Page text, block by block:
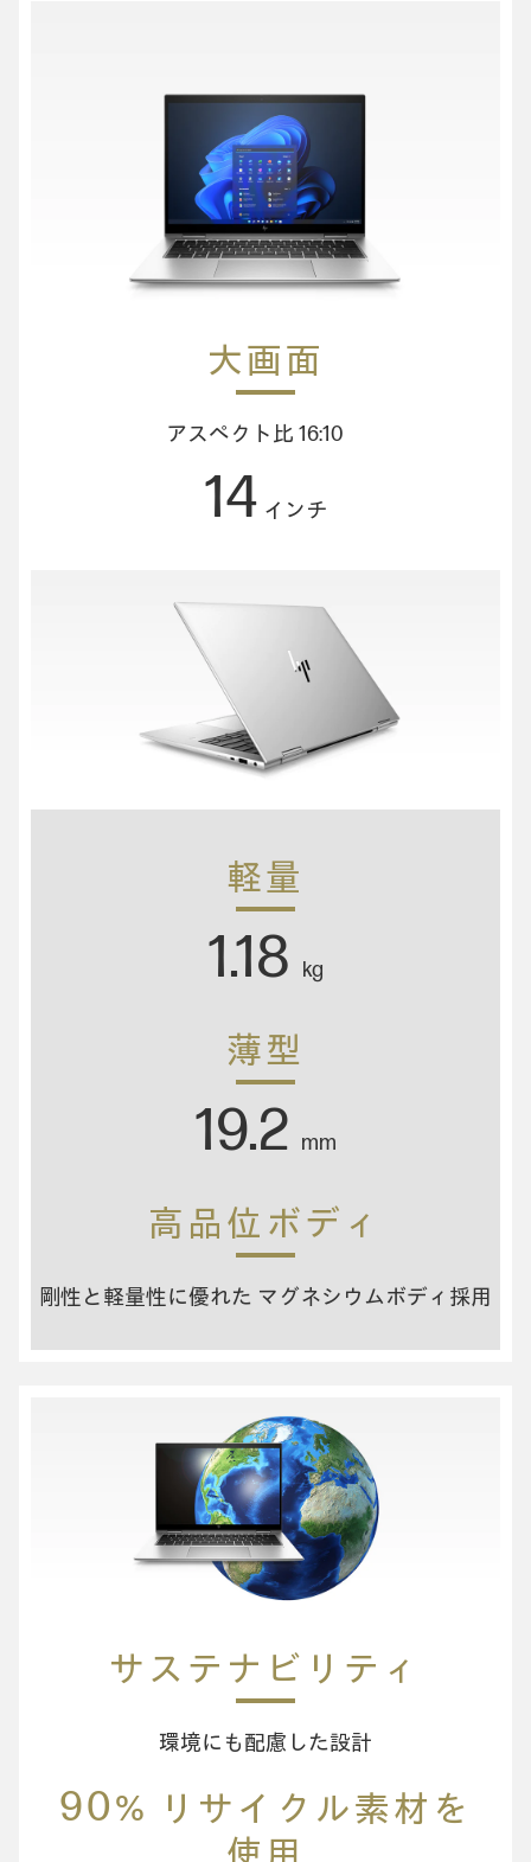
大画面
アスペクト比 16:10
14 インチ
軽量
1.18 kg
薄型
19.2 mm
高品位ボディ
剛性と軽量性に優れた マグネシウムボディ採用
サステナビリティ
環境にも配慮した設計
90% リサイクル素材を